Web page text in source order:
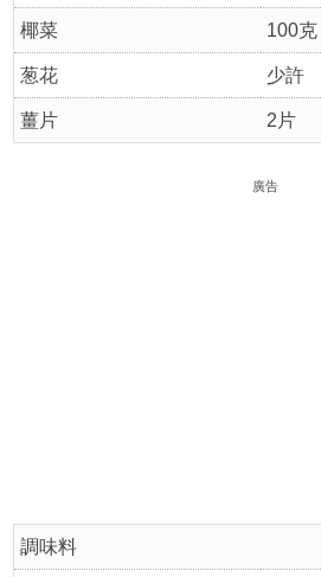
椰菜 100
葱花 少許
薑片 2片
廣告
調味料